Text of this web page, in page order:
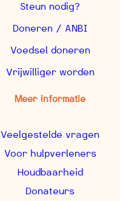
Steun nodig?
Doneren / ANBI
Voedsel doneren
Vrijwilliger worden
Meer informatie
Veelgestelde vragen
Voor hulpverleners
Houdbaarheid
Donateurs